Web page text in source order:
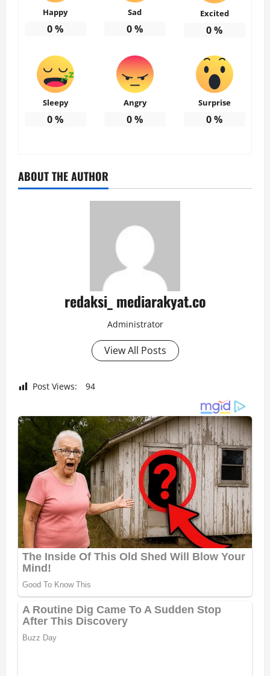
Happy
0%
Sad
0%
Excited
0%
Sleepy
0%
Angry
0%
Surprise
0%
ABOUT THE AUTHOR
redaksi_ mediarakyat.co
Administrator
View All Posts
Post Views: 94